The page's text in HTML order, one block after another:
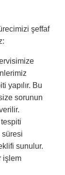
şeffaf
yapılır. Bu
sorunun
tespiti
süresi
sunulur.
işlem